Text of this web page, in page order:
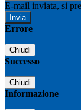
E-mail inviata, si
Errore
Chiudi
Successo
Chiudi
Informazione